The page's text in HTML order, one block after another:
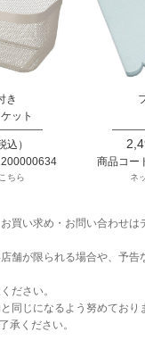
き
ット
込）
ちら
商品コ
ネ
買い求め・お問い合わせ
舗が限られる場合や、予告
ださい。
同じになるよう努めてお
承ください。